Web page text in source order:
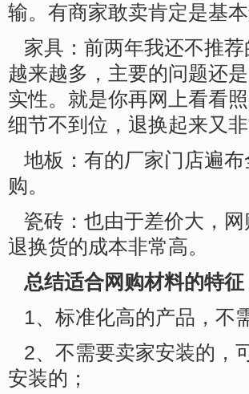
输。有商家敢卖肯定是基
家具：前两年我还不推
越来越多，主要的问题还
实性。就是你再网上看看
细节不到位，退换起来又非
地板：有的厂家门店遍
购。
瓷砖：也由于差价大，
退换货的成本非常高。
总结适合网购材料的特征
1、标准化高的产品，不
2、不需要卖家安装的，
安装的；